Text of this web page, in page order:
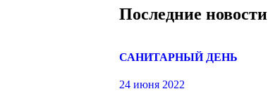
Последние новости
САНИТАРНЫЙ ДЕНЬ
24 июня 2022